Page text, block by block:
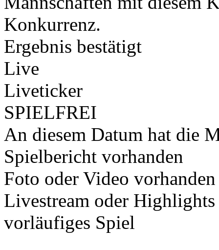
Konkurrenz.
Ergebnis bestätigt
Live
Liveticker
SPIELFREI
An diesem Datum hat die
Spielbericht vorhanden
Foto oder Video vorhanden
Livestream oder
vorläufiges Spiel